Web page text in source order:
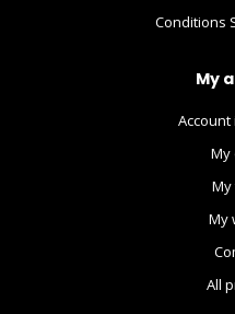
Conditions
My
My
My
My
All